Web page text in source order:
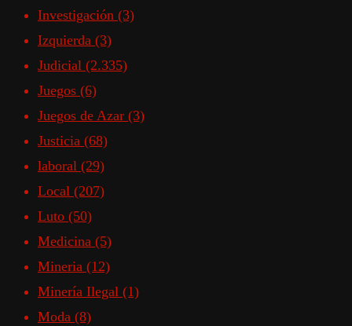
Investigación (3)
Izquierda (3)
Judicial (2.335)
Juegos (6)
Juegos de Azar (3)
Justicia (68)
laboral (29)
Local (207)
Luto (50)
Medicina (5)
Mineria (12)
Minería Ilegal (1)
Moda (8)